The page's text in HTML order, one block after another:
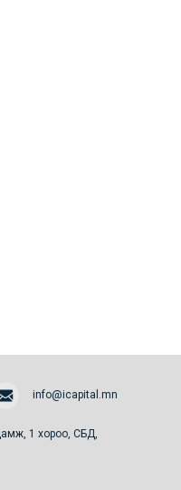
info@icapital.mn
1 хороо, СБД,